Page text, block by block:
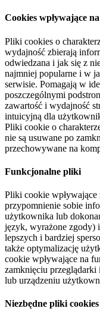
Cookies wpływające
Pliki cookies o
wydajność zbierają
odwiedzana i jak się z
najmniej popularne i w
serwisie. Pomagają w
poszczególnymi
zawartość i wydajność
intuicyjną dla
Pliki cookie o
nie są usuwane po
przechowywane na
Funkcjonalne pliki
Pliki cookie
przypomnienie sobie
użytkownika lub
język, wyrażone zgody)
lepszych i bardziej
także optymalizację
cookie wpływające na
zamknięciu przeglądarki
lub urządzeniu
Niezbędne pliki cookies